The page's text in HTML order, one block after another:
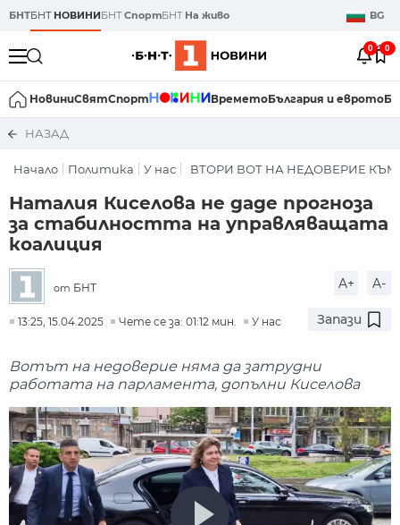
БНТБНТ НОВИНИБНТСпортБНТ На живо BG
0 0
НовиниСвятСпорт ВреметоБългария и еврото
НАЗАД
Начало Политика У нас ВТОРИ ВОТ НА НЕДОВЕРИЕ
Наталия Киселова не даде прогноза
за стабилността на управляващата
коалиция
от БНТ A+ A-
13:25, 15.04.2025 Чете се за: 01:12 мин. У нас Запази
Вотът на недоверие няма да затрудни
работата на парламента, допълни Киселова